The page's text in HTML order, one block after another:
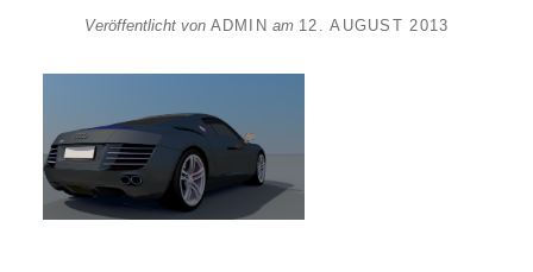
Veröffentlicht von ADMIN am 12. AUGUST 2013